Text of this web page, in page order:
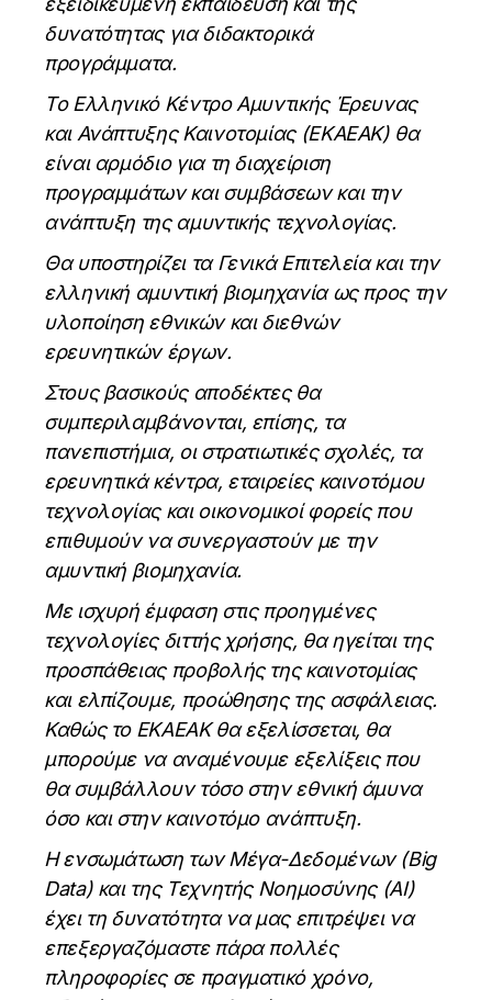
δυνατότητας για διδακτορικά
προγράμματα.
Το Ελληνικό Κέντρο Αμυντικής Έρευνας
και Ανάπτυξης Καινοτομίας (ΕΚΑΕΑΚ) θα
είναι αρμόδιο για τη διαχείριση
προγραμμάτων και συμβάσεων και την
ανάπτυξη της αμυντικής τεχνολογίας.
Θα υποστηρίζει τα Γενικά Επιτελεία και την
ελληνική αμυντική βιομηχανία ως προς την
υλοποίηση εθνικών και διεθνών
ερευνητικών έργων.
Στους βασικούς αποδέκτες θα
συμπεριλαμβάνονται, επίσης, τα
πανεπιστήμια, οι στρατιωτικές σχολές, τα
ερευνητικά κέντρα, εταιρείες καινοτόμου
τεχνολογίας και οικονομικοί φορείς που
επιθυμούν να συνεργαστούν με την
αμυντική βιομηχανία.
Με ισχυρή έμφαση στις προηγμένες
τεχνολογίες διττής χρήσης, θα ηγείται της
προσπάθειας προβολής της καινοτομίας
και ελπίζουμε, προώθησης της ασφάλειας.
Καθώς το ΕΚΑΕΑΚ θα εξελίσσεται, θα
μπορούμε να αναμένουμε εξελίξεις που
θα συμβάλλουν τόσο στην εθνική άμυνα
όσο και στην καινοτόμο ανάπτυξη.
Η ενσωμάτωση των Μέγα-Δεδομένων (Big
Data) και της Τεχνητής Νοημοσύνης (ΑΙ)
έχει τη δυνατότητα να μας επιτρέψει να
επεξεργαζόμαστε πάρα πολλές
πληροφορίες σε πραγματικό χρόνο,